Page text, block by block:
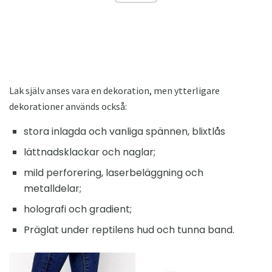
Lak själv anses vara en dekoration, men ytterligare
dekorationer används också:
stora inlagda och vanliga spännen, blixtlås
lättnadsklackar och naglar;
mild perforering, laserbeläggning och
metalldelar;
holografi och gradient;
Präglat under reptilens hud och tunna band.